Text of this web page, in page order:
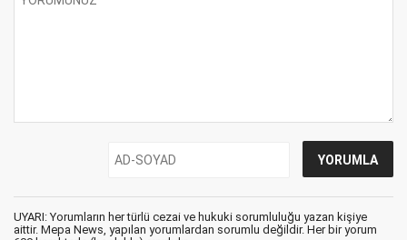
UYARI: Yorumların her türlü cezai ve hukuki sorumluluğu yazan kişiye
aittir. Mepa News, yapılan yorumlardan sorumlu değildir. Her bir yorum